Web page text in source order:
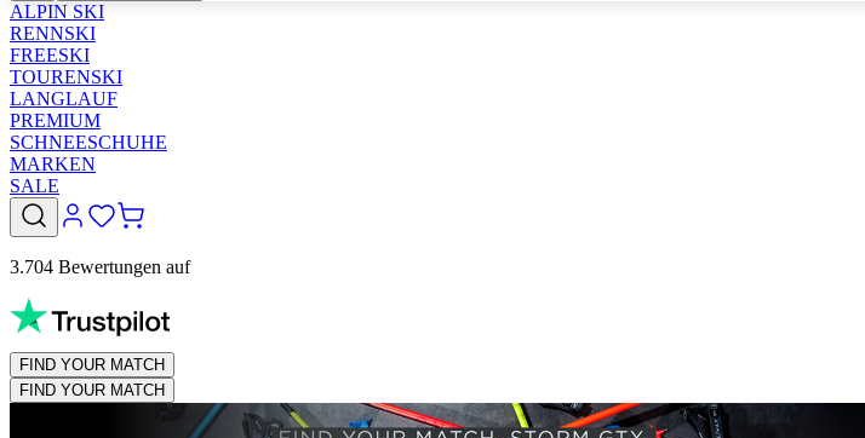
ALPIN SKI
RENNSKI
FREESKI
TOURENSKI
LANGLAUF
PREMIUM
SCHNEESCHUHE
MARKEN
SALE
3.704 Bewertungen auf
FIND YOUR MATCH
FIND YOUR MATCH